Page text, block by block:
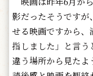
影だったそうです
せる映画ですから、
指しました」と言
違う場所から見た